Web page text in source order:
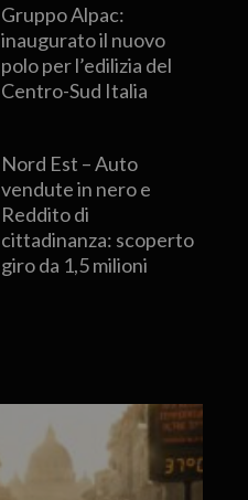
Gruppo Alpac:
inaugurato il nuovo
polo per l’edilizia del
Centro-Sud Italia
Nord Est – Auto
vendute in nero e
Reddito di
cittadinanza: scoperto
giro da 1,5 milioni